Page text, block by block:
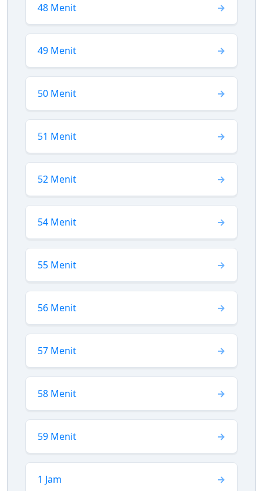
48 Menit
49 Menit
50 Menit
51 Menit
52 Menit
54 Menit
55 Menit
56 Menit
57 Menit
58 Menit
59 Menit
1 Jam